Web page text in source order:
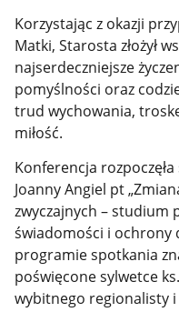
Korzystając z okazji
Matki, Starosta złożył
najserdeczniejsze
pomyślności oraz
trud wychowania,
miłość.
Konferencja
Joanny Angiel pt
zwyczajnych – studium
świadomości i ochrony
programie spotkania
poświęcone sylwetce
wybitnego regionalisty i